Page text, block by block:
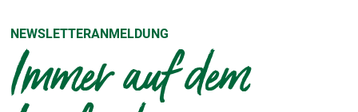
NEWSLETTERANMELDUNG
Immer auf dem